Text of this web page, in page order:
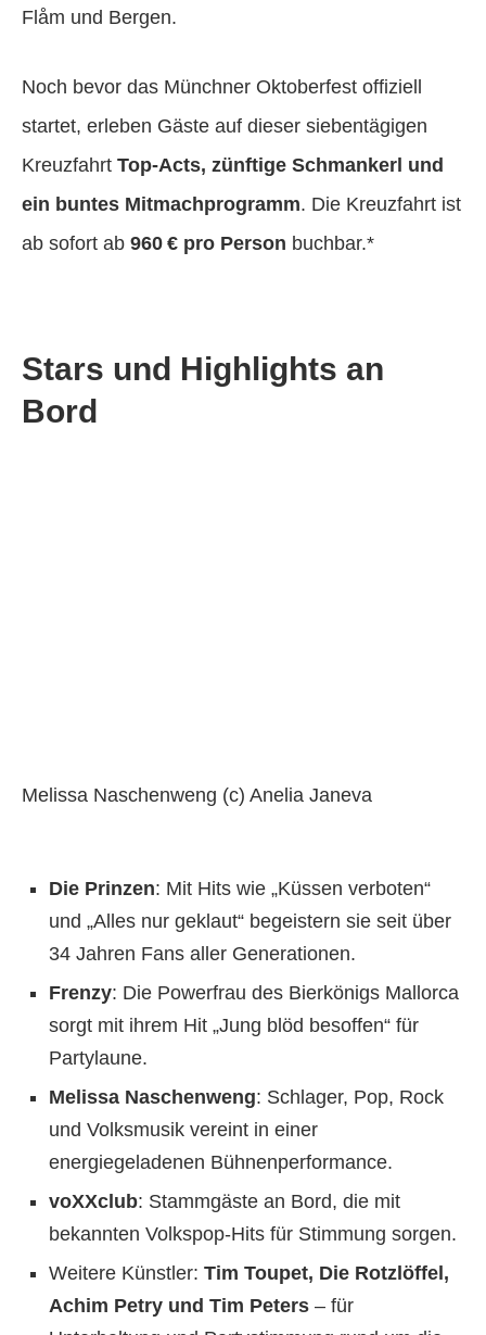
Flåm und Bergen.
Noch bevor das Münchner Oktoberfest offiziell
startet, erleben Gäste auf dieser siebentägigen
Kreuzfahrt Top-Acts, zünftige Schmankerl und
ein buntes Mitmachprogramm. Die Kreuzfahrt ist
ab sofort ab 960 € pro Person buchbar.*
Stars und Highlights an
Bord
Melissa Naschenweng (c) Anelia Janeva
Die Prinzen: Mit Hits wie „Küssen verboten“
und „Alles nur geklaut“ begeistern sie seit über
34 Jahren Fans aller Generationen.
Frenzy: Die Powerfrau des Bierkönigs Mallorca
sorgt mit ihrem Hit „Jung blöd besoffen“ für
Partylaune.
Melissa Naschenweng: Schlager, Pop, Rock
und Volksmusik vereint in einer
energiegeladenen Bühnenperformance.
voXXclub: Stammgäste an Bord, die mit
bekannten Volkspop-Hits für Stimmung sorgen.
Weitere Künstler: Tim Toupet, Die Rotzlöffel,
Achim Petry und Tim Peters – für